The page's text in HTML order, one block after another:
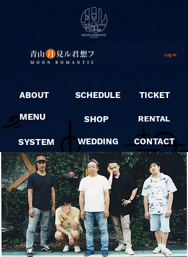
Log In
ABOUT
MENU
SYSTEM
SCHEDULE
SHOP
WEDDING
TICKET
RENTAL
CONTACT